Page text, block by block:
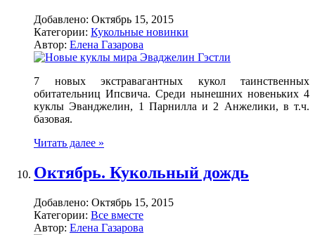
Добавлено: Октябрь 15, 2015
Категории: Кукольные новинки
Автор: Елена Газарова
7 новых экстравагантных кукол таинственных
обитательниц Ипсвича. Среди нынешних новеньких 4
куклы Эванджелин, 1 Парнилла и 2 Анжелики, в т.ч.
базовая.
Читать далее »
Октябрь. Кукольный дождь
Добавлено: Октябрь 15, 2015
Категории: Все вместе
Автор: Елена Газарова